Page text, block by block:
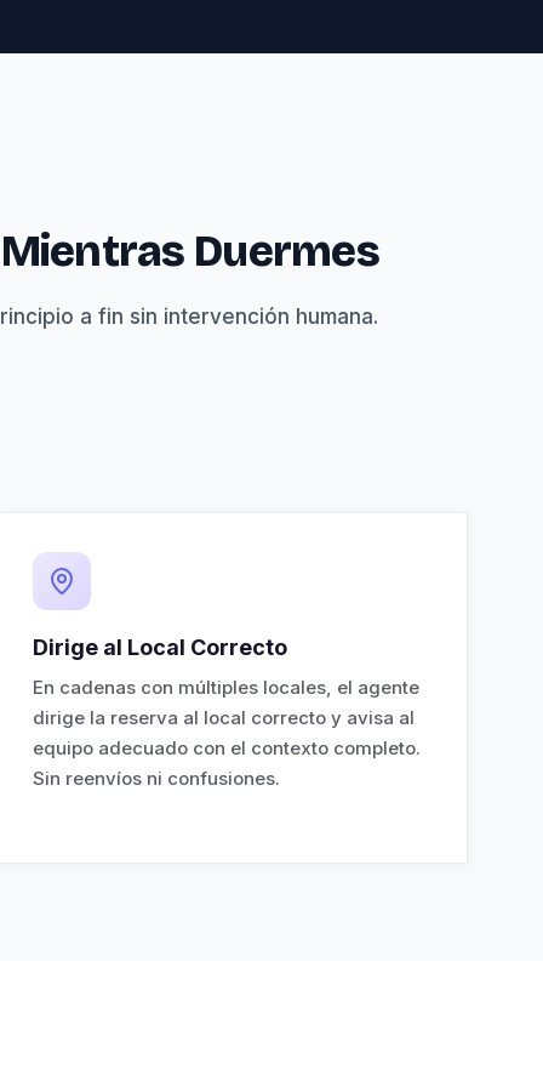
Duermes
a fin sin intervención humana.
Dirige al Local Correcto
En cadenas con múltiples locales, el agente
dirige la reserva al local correcto y avisa al
equipo adecuado con el contexto completo.
Sin reenvíos ni confusiones.